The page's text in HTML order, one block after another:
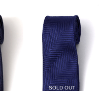
SOLD OUT